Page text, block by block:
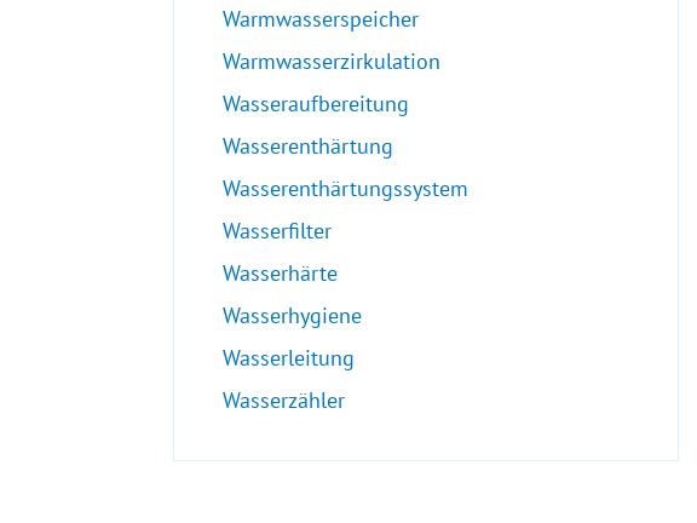
Warmwasserspeicher
Warmwasserzirkulation
Wasseraufbereitung
Wasserenthärtung
Wasserenthärtungssystem
Wasserfilter
Wasserhärte
Wasserhygiene
Wasserleitung
Wasserzähler